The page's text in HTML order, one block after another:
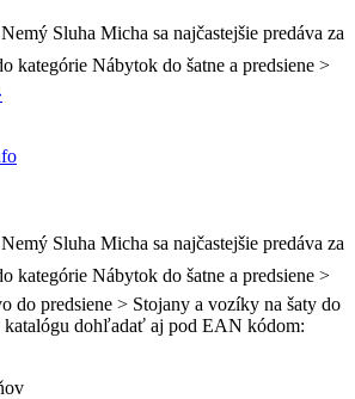
Sluha Micha sa najčastejšie predáva za
kategórie Nábytok do šatne a predsiene >
Sluha Micha sa najčastejšie predáva za
kategórie Nábytok do šatne a predsiene >
do predsiene > Stojany a vozíky na šaty do
katalógu dohľadať aj pod EAN kódom: